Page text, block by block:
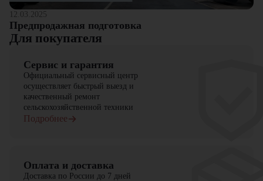
12.03.2025
Предпродажная подготовка
Для покупателя
Сервис и гарантия
Официальный сервисный центр
осуществляет быстрый выезд и
качественный ремонт
сельскохозяйственной техники
Подробнее
Оплата и доставка
Доставка по России до 7 дней